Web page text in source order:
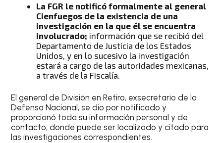
La FGR le notificó formalmente al general
Cienfuegos de la existencia de una
investigación en la que él se encuentra
involucrado; información que se recibió del
Departamento de Justicia de los Estados
Unidos, y en lo sucesivo la investigación
estará a cargo de las autoridades mexicanas,
a través de la Fiscalía.
El general de División en Retiro, exsecretario de la
Defensa Nacional, se dio por notificado y
proporcionó toda su información personal y de
contacto, donde puede ser localizado y citado para
las investigaciones correspondientes.